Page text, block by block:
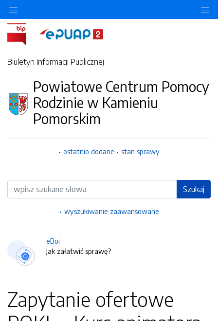
Biuletyn Informacji Publicznej
Powiatowe Centrum Pomocy
Rodzinie w Kamieniu
Pomorskim
ostatnio dodane stan sprawy
Wyszukiwarka Szukaj
wyszukiwanie zaawansowane
eBoi
Jak załatwić sprawę?
Zapytanie ofertowe